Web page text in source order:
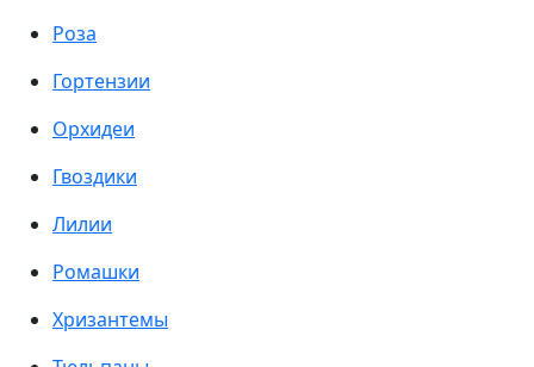
Роза
Гортензии
Орхидеи
Гвоздики
Лилии
Ромашки
Хризантемы